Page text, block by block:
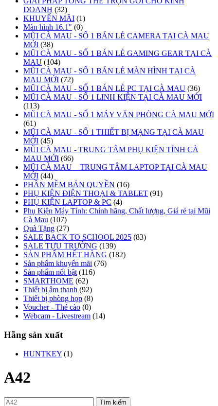
DOANH (32)
KHUYẾN MÃI (1)
Màn hình 16.1" (0)
MŨI CÀ MAU - SỐ 1 BÁN LẺ CAMERA TẠI CÀ MAU
MỚI (38)
MŨI CÀ MAU - SỐ 1 BÁN LẺ GAMING GEAR TẠI CÀ
MAU (104)
MŨI CÀ MAU - SỐ 1 BÁN LẺ MÀN HÌNH TẠI CÀ
MAU MỚI (72)
MŨI CÀ MAU - SỐ 1 BÁN LẺ PC TẠI CÀ MAU (36)
MŨI CÀ MAU - SỐ 1 LINH KIỆN TẠI CÀ MAU MỚI
(113)
MŨI CÀ MAU - SỐ 1 MÁY VĂN PHÒNG CÀ MAU MỚI
(61)
MŨI CÀ MAU - SỐ 1 THIẾT BỊ MẠNG TẠI CÀ MAU
MỚI (45)
MŨI CÀ MAU - TRUNG TÂM PHỤ KIỆN TỈNH CÀ
MAU MỚI (66)
MŨI CÀ MAU – TRUNG TÂM LAPTOP TẠI CÀ MAU
MỚI (44)
PHẦN MỀM BẢN QUYỀN (16)
PHỤ KIỆN ĐIỆN THOẠI & TABLET (91)
PHỤ KIỆN LAPTOP & PC (4)
Phụ Kiện Máy Tính: Chính hãng, Chất lượng, Giá rẻ tại Mũi
Cà Mau (107)
Quà Tặng (27)
SALE BACK TO SCHOOL 2025 (83)
SALE TỰU TRƯỜNG (139)
SẢN PHẨM HẾT HÀNG (182)
Sản phẩm khuyến mãi (76)
Sản phẩm nổi bật (116)
SMARTHOME (62)
Thiết bị âm thanh (92)
Thiết bị phòng họp (8)
Voucher - Thẻ cào (0)
Webcam - Livestream (14)
Hãng sản xuất
HUNTKEY (1)
A42
Tìm kiếm